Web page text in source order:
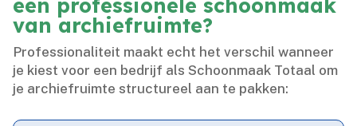
een professionele schoonmaak
van archiefruimte?
Professionaliteit maakt echt het verschil wanneer
je kiest voor een bedrijf als Schoonmaak Totaal om
je archiefruimte structureel aan te pakken: